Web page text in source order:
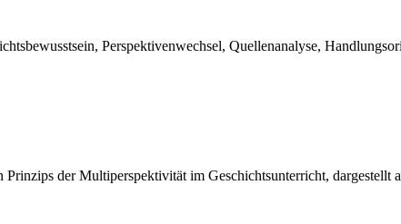
Perspektivenwechsel, Quellenanalyse,
der Multiperspektivität im Geschichtsunterricht,